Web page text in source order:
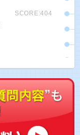
SCORE:404